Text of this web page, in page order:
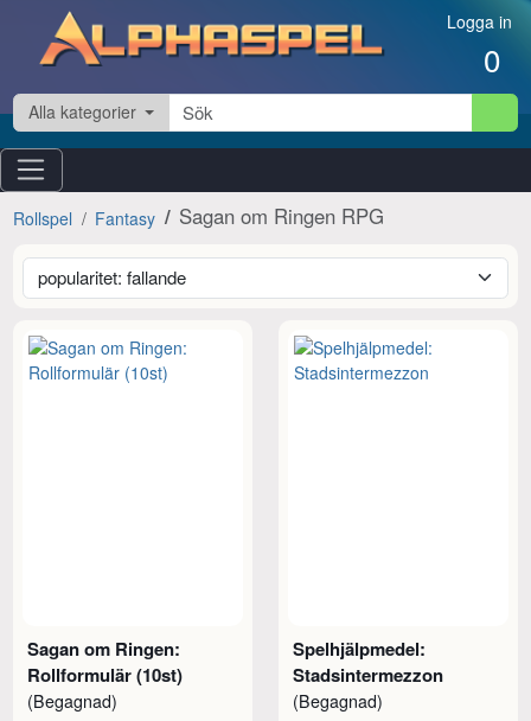
Hoppa till innehåll Logga in
0
Alla kategorier
Rollspel Fantasy Sagan om Ringen RPG
Sagan om Ringen:
Rollformulär (10st)
(Begagnad)
Spelhjälpmedel:
Stadsintermezzon
(Begagnad)